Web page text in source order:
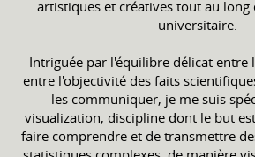
artistiques et créatives tout au
universitaire.
Intriguée par l'équilibre délicat entre
entre l'objectivité des faits
les communiquer, je me suis
visualization, discipline dont le but
faire comprendre et de transmettre